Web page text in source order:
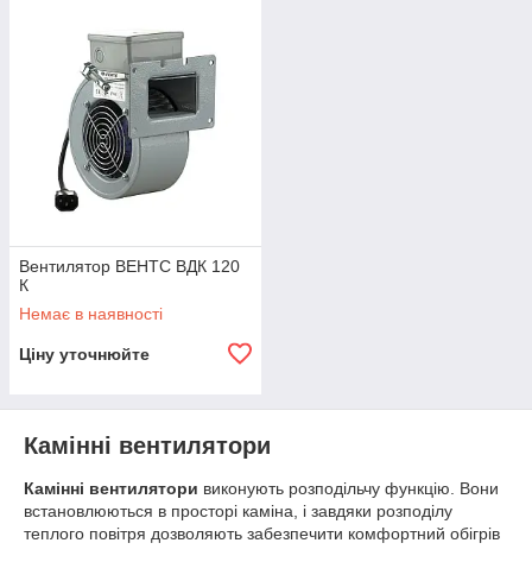
Вентилятор ВЕНТС ВДК 120
К
Немає в наявності
Ціну уточнюйте
Камінні вентилятори
Камінні вентилятори виконують розподільчу функцію. Вони
встановлюються в просторі каміна, і завдяки розподілу
теплого повітря дозволяють забезпечити комфортний обігрів